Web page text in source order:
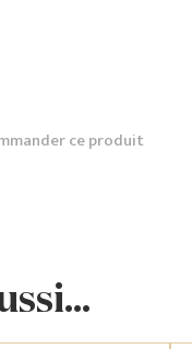
ce produit